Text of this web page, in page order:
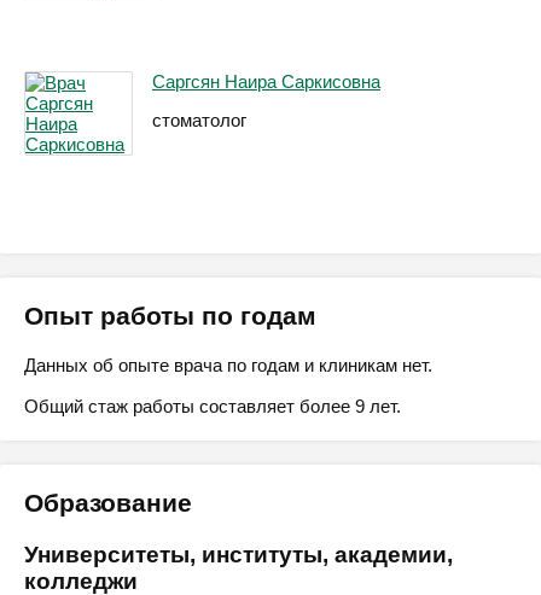
Саргсян Наира Саркисовна
стоматолог
Опыт работы по годам
Данных об опыте врача по годам и клиникам нет.
Общий стаж работы составляет более 9 лет.
Образование
Университеты, институты, академии,
колледжи